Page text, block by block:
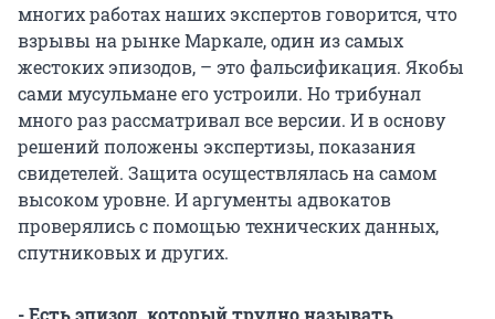
многих работах наших экспертов говорится, что
взрывы на рынке Маркале, один из самых
жестоких эпизодов, – это фальсификация. Якобы
сами мусульмане его устроили. Но трибунал
много раз рассматривал все версии. И в основу
решений положены экспертизы, показания
свидетелей. Защита осуществлялась на самом
высоком уровне. И аргументы адвокатов
проверялись с помощью технических данных,
спутниковых и других.
- Есть эпизод, который трудно называть